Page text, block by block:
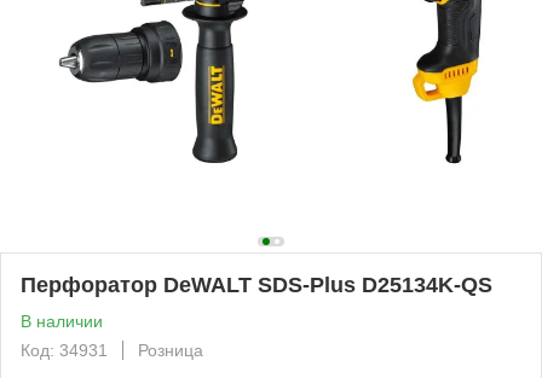
Перфоратор DeWALT SDS-Plus D25134K-QS
В наличии
Код: 34931
Розница